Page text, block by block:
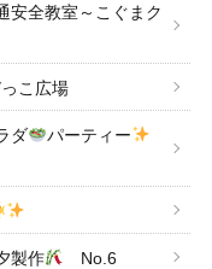
安全教室～こぐまク
こ広場
ダ
パーティー
製作 No.6